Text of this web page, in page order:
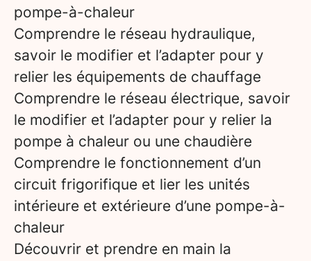
pompe-à-chaleur
Comprendre le réseau hydraulique,
savoir le modifier et l’adapter pour y
relier les équipements de chauffage
Comprendre le réseau électrique, savoir
le modifier et l’adapter pour y relier la
pompe à chaleur ou une chaudière
Comprendre le fonctionnement d’un
circuit frigorifique et lier les unités
intérieure et extérieure d’une pompe-à-
chaleur
Découvrir et prendre en main la